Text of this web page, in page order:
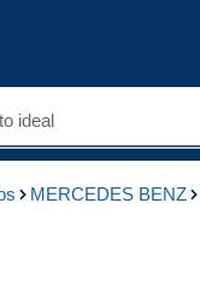
ideal
MERCEDES BENZ